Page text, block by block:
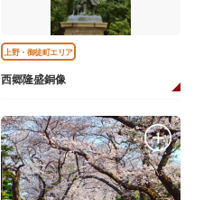
上野・御徒町エリア
西郷隆盛銅像